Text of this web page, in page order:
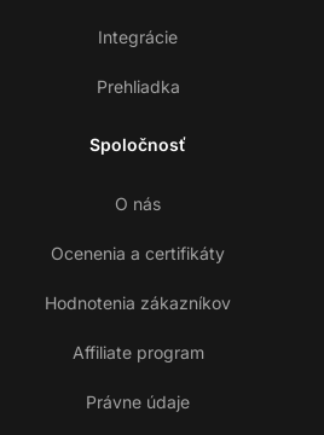
Integrácie
Prehliadka
Spoločnosť
O nás
Ocenenia a certifikáty
Hodnotenia zákazníkov
Affiliate program
Právne údaje